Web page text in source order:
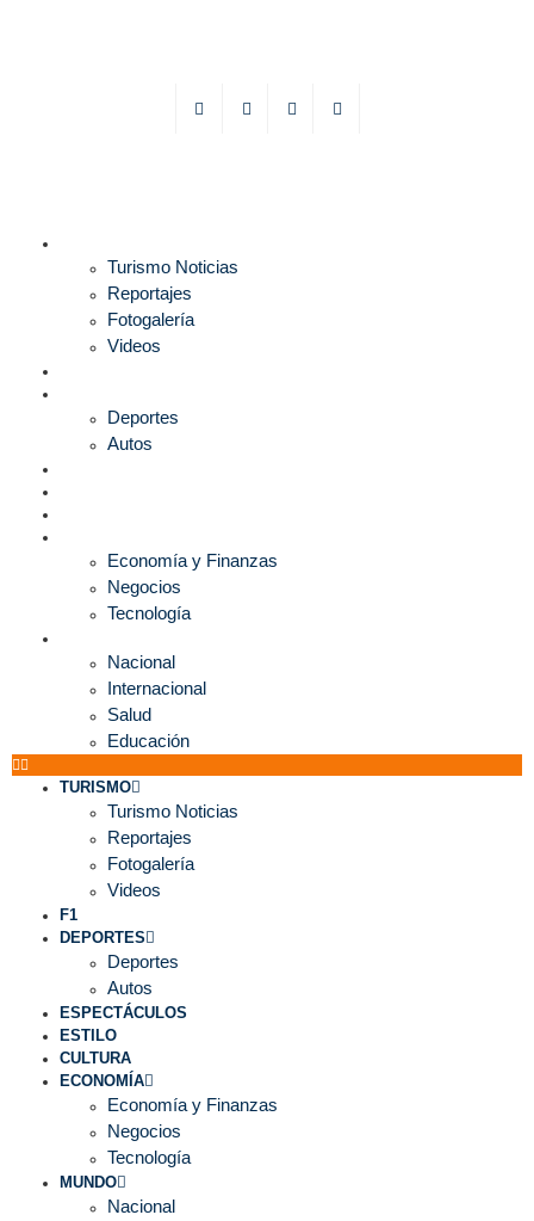
Turismo Noticias
Reportajes
Fotogalería
Videos
Deportes
Autos
Economía y Finanzas
Negocios
Tecnología
Nacional
Internacional
Salud
Educación
TURISMO
Turismo Noticias
Reportajes
Fotogalería
Videos
F1
DEPORTES
Deportes
Autos
ESPECTÁCULOS
ESTILO
CULTURA
ECONOMÍA
Economía y Finanzas
Negocios
Tecnología
MUNDO
Nacional